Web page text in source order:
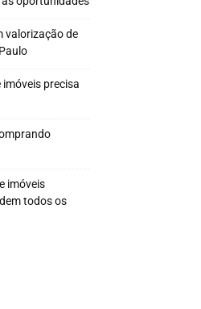
valorização de
precisa
imóveis
todos os